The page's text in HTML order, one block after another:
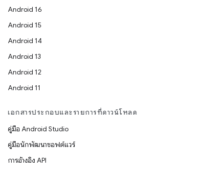
Android 16
Android 15
Android 14
Android 13
Android 12
Android 11
เอกสารประกอบและรายการที่ดาวน์โหลด
คู่มือ Android Studio
คู่มือนักพัฒนาซอฟต์แวร์
การอ้างอิง API